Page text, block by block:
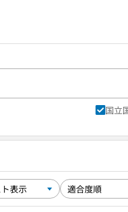
国立